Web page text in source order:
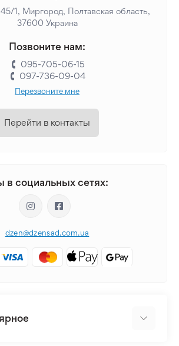
1, Миргород, Полтавская область,
37600 Украина
Позвоните нам:
095-705-06-15
097-736-09-04
Перезвоните мне
Перейти в контакты
социальных сетях:
dzen@dzensad.com.ua